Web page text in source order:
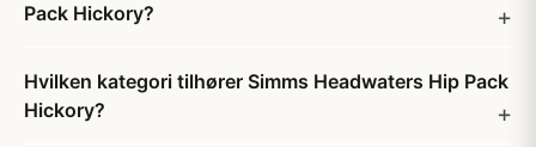
Pack Hickory?
Hvilken kategori tilhører Simms Headwaters Hip Pack
Hickory?